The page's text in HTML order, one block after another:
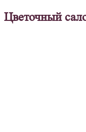
Цветочный